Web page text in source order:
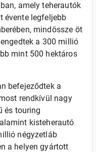
amely teherautók
évente legfeljebb
mindössze öt
a 300 millió
mint 500 hektáros
befejeződtek a
rendkívül nagy
és touring
kisteherautó
négyzetláb
a helyen gyártott